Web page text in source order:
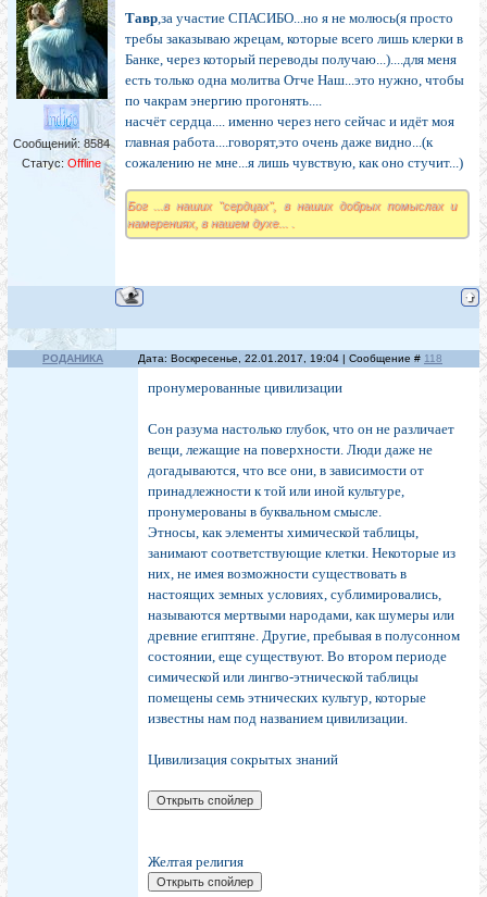
Сообщений: 8584
Статус: Offline
Тавр,за участие СПАСИБО...но я не молюсь(я просто
требы заказываю жрецам, которые всего лишь клерки в
Банке, через который переводы получаю...)....для меня
есть только одна молитва Отче Наш...это нужно, чтобы
по чакрам энергию прогонять....
насчёт сердца.... именно через него сейчас и идёт моя
главная работа....говорят,это очень даже видно...(к
сожалению не мне...я лишь чувствую, как оно стучит...)
Бог ...в наших "сердцах", в наших добрых помыслах и
намерениях, в нашем духе... .
РОДАНИКА Дата: Воскресенье, 22.01.2017, 19:04 | Сообщение # 118
пронумерованные цивилизации
Сон разума настолько глубок, что он не различает
вещи, лежащие на поверхности. Люди даже не
догадываются, что все они, в зависимости от
принадлежности к той или иной культуре,
пронумерованы в буквальном смысле.
Этносы, как элементы химической таблицы,
занимают соответствующие клетки. Некоторые из
них, не имея возможности существовать в
настоящих земных условиях, сублимировались,
называются мертвыми народами, как шумеры или
древние египтяне. Другие, пребывая в полусонном
состоянии, еще существуют. Во втором периоде
симической или лингво-этнической таблицы
помещены семь этнических культур, которые
известны нам под названием цивилизации.
Цивилизация сокрытых знаний
Желтая религия